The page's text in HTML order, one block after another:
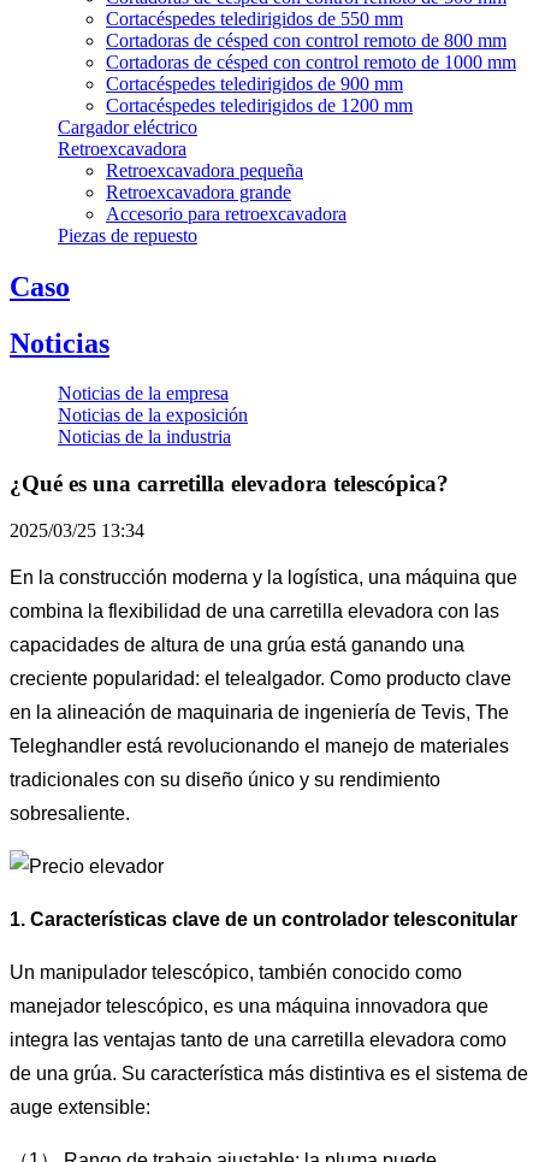
Cortacéspedes teledirigidos de 550 mm
Cortadoras de césped con control remoto de 800 mm
Cortadoras de césped con control remoto de 1000 mm
Cortacéspedes teledirigidos de 900 mm
Cortacéspedes teledirigidos de 1200 mm
Cargador eléctrico
Retroexcavadora
Retroexcavadora pequeña
Retroexcavadora grande
Accesorio para retroexcavadora
Piezas de repuesto
Caso
Noticias
Noticias de la empresa
Noticias de la exposición
Noticias de la industria
¿Qué es una carretilla elevadora telescópica?
2025/03/25 13:34
En la construcción moderna y la logística, una máquina que
combina la flexibilidad de una carretilla elevadora con las
capacidades de altura de una grúa está ganando una
creciente popularidad: el telealgador. Como producto clave
en la alineación de maquinaria de ingeniería de Tevis, The
Teleghandler está revolucionando el manejo de materiales
tradicionales con su diseño único y su rendimiento
sobresaliente.
1. Características clave de un controlador telesconitular
Un manipulador telescópico, también conocido como
manejador telescópico, es una máquina innovadora que
integra las ventajas tanto de una carretilla elevadora como
de una grúa. Su característica más distintiva es el sistema de
auge extensible: